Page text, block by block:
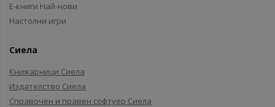
Е-книги Най-нови
Настолни игри
Сиела
Книжарници Сиела
Издателство Сиела
Справочен и правен софтуер Сиела